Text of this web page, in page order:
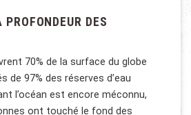
DES
70% de la surface du globe
de 97% des réserves d’eau
l’océan est encore méconnu,
ont touché le fond des